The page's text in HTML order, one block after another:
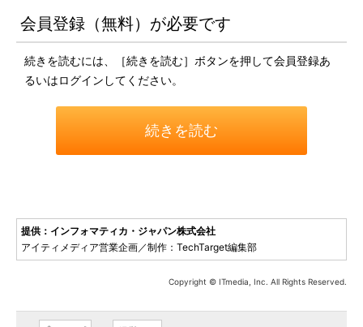
会員登録（無料）が必要です
続きを読むには、［続きを読む］ボタンを押して会員登録あ
るいはログインしてください。
続きを読む
提供：インフォマティカ・ジャパン株式会社
アイティメディア営業企画／制作：TechTarget編集部
Copyright © ITmedia, Inc. All Rights Reserved.